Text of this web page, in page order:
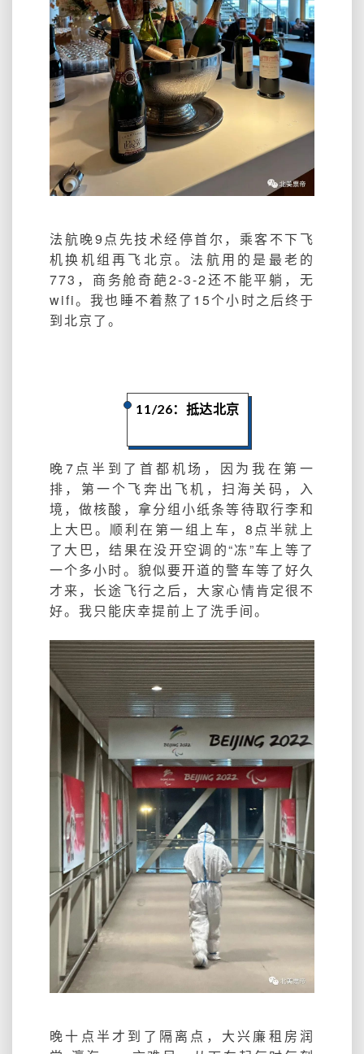
法航晚9点先技术经停首尔，乘客不下飞
机换机组再飞北京。法航用的是最老的
773，商务舱奇葩2-3-2还不能平躺，无
wifi。我也睡不着熬了15个小时之后终于
到北京了。
11/26：抵达北京
晚7点半到了首都机场，因为我在第一
排，第一个飞奔出飞机，扫海关码，入
境，做核酸，拿分组小纸条等待取行李和
上大巴。顺利在第一组上车，8点半就上
了大巴，结果在没开空调的“冻”车上等了
一个多小时。貌似要开道的警车等了好久
才来，长途飞行之后，大家心情肯定很不
好。我只能庆幸提前上了洗手间。
晚十点半才到了隔离点，大兴廉租房润